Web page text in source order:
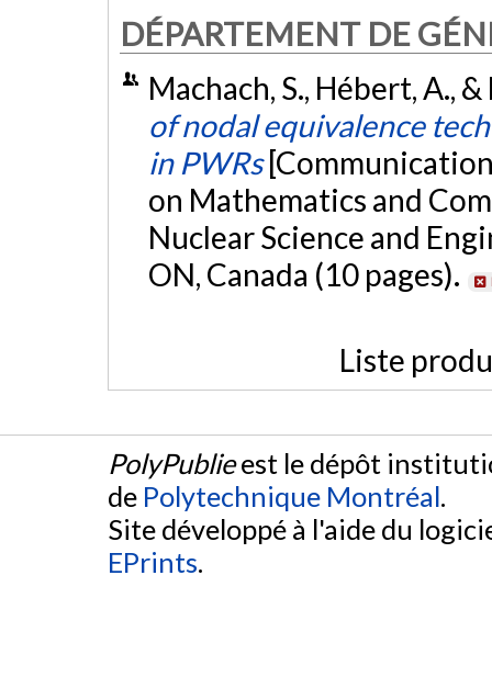
DÉPARTEMENT DE
Machach, S., Hébert, A.,
of nodal equivalence
in PWRs
on Mathematics and
Nuclear Science and
ON, Canada (10 pages).
Liste
PolyPublieest le dépôt
de Polytechnique Montréal.
Site développé à l'aide du
EPrints.